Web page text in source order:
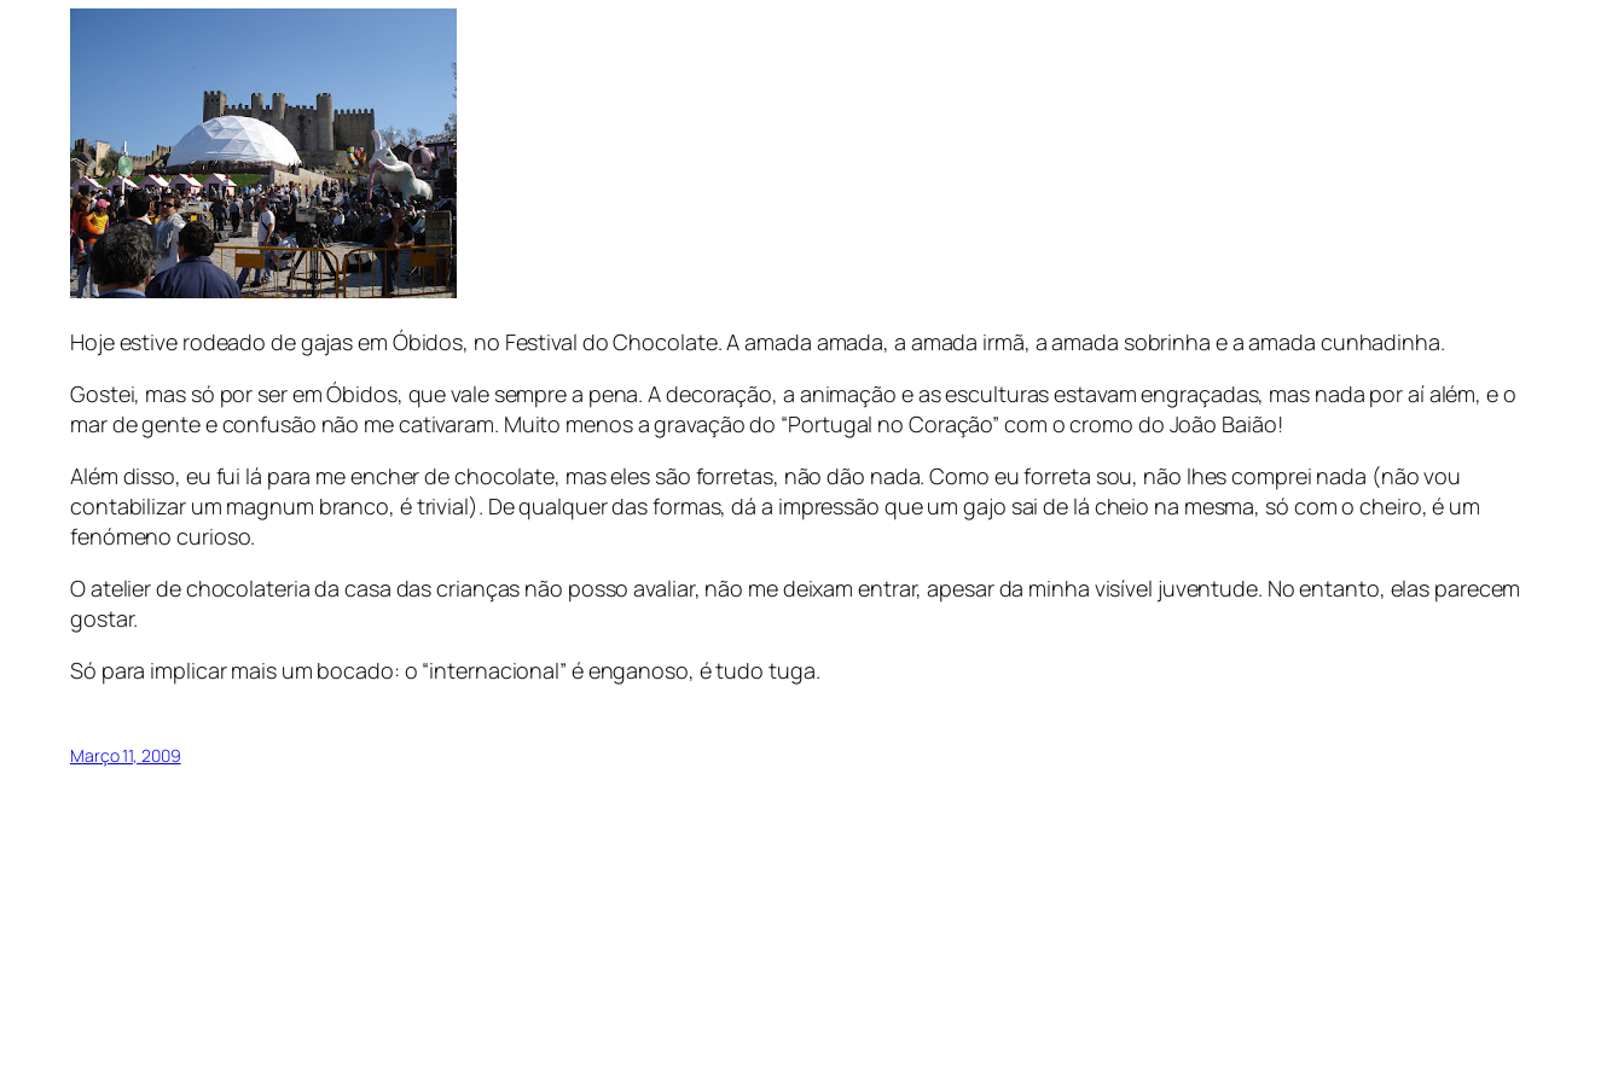
Hoje estive rodeado de gajas em Óbidos, no Festival do Chocolate. A amada amada, a amada irmã, a amada sobrinha e a amada cunhadinha.
Gostei, mas só por ser em Óbidos, que vale sempre a pena. A decoração, a animação e as esculturas estavam engraçadas, mas nada por aí além, e o
mar de gente e confusão não me cativaram. Muito menos a gravação do “Portugal no Coração” com o cromo do João Baião!
Além disso, eu fui lá para me encher de chocolate, mas eles são forretas, não dão nada. Como eu forreta sou, não lhes comprei nada (não vou
contabilizar um magnum branco, é trivial). De qualquer das formas, dá a impressão que um gajo sai de lá cheio na mesma, só com o cheiro, é um
fenómeno curioso.
O atelier de chocolateria da casa das crianças não posso avaliar, não me deixam entrar, apesar da minha visível juventude. No entanto, elas parecem
gostar.
Só para implicar mais um bocado: o “internacional” é enganoso, é tudo tuga.
Março 11, 2009